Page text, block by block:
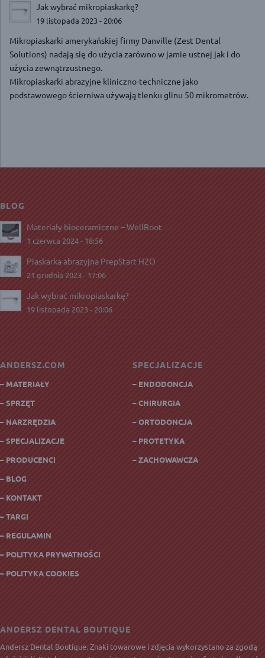
Jak wybrać mikropiaskarkę?
19 listopada 2023 - 20:06
Mikropiaskarki amerykańskiej firmy Danville (Zest Dental
Solutions) nadają się do użycia zarówno w jamie ustnej jak i do
użycia zewnątrzustnego.
Mikropiaskarki abrazyjne kliniczno-techniczne jako
podstawowego ścierniwa używają tlenku glinu 50 mikrometrów.
BLOG
Materiały bioceramiczne – WellRoot
1 czerwca 2024 - 18:56
Piaskarka abrazyjna PrepStart H2O
21 grudnia 2023 - 17:06
Jak wybrać mikropiaskarkę?
19 listopada 2023 - 20:06
ANDERSZ.COM
– MATERIAŁY
– SPRZĘT
– NARZRĘDZIA
– SPECJALIZACJE
– PRODUCENCI
– BLOG
– KONTAKT
– TARGI
– REGULAMIN
– POLITYKA PRYWATNOŚCI
– POLITYKA COOKIES
SPECJALIZACJE
– ENDODONCJA
– CHIRURGIA
– ORTODONCJA
– PROTETYKA
– ZACHOWAWCZA
ANDERSZ DENTAL BOUTIQUE
Andersz Dental Boutique. Znaki towarowe i zdjęcia wykorzystano za zgodą